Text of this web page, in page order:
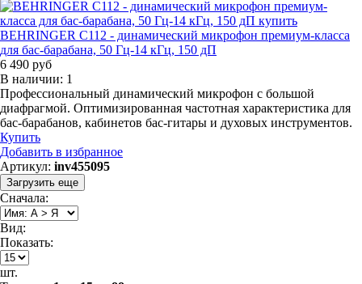
BEHRINGER C112 - динамический микрофон премиум-класса
для бас-барабана, 50 Гц-14 кГц, 150 дП
6 490 руб
В наличии: 1
Профессиональный динамический микрофон с большой
диафрагмой. Оптимизированная частотная характеристика для
бас-барабанов, кабинетов бас-гитары и духовых инструментов.
Купить
Добавить в избранное
Артикул: inv455095
Загрузить еще
Сначала:
Вид:
Показать:
шт.